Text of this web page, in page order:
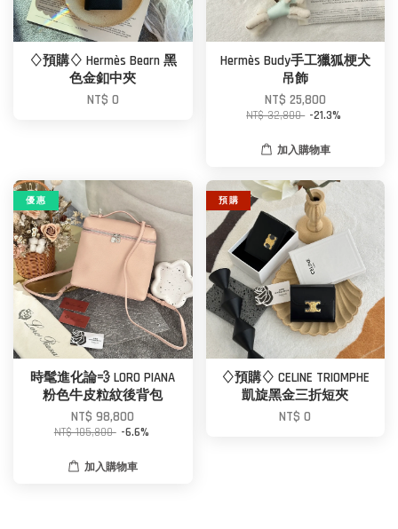
♢預購♢ Hermès Bearn 黑
色金釦中夾
NT$ 0
Hermès Budy手工獵狐梗犬
吊飾
NT$ 25,800
NT$ 32,800 -21.3%
加入購物車
優 惠
時髦進化論💨 LORO PIANA
粉色牛皮粒紋後背包
NT$ 98,800
NT$ 105,800 -6.6%
加入購物車
預 購
♢預購♢ CELINE TRIOMPHE
凱旋黑金三折短夾
NT$ 0